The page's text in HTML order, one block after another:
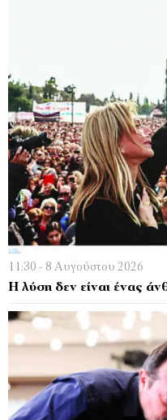
11:30 - 8 Αυγούστου 2026
Η λύση δεν είναι ένας